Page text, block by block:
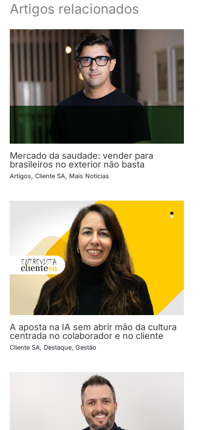
Artigos relacionados
Mercado da saudade: vender para
brasileiros no exterior não basta
Artigos, Cliente SA, Mais Notícias
A aposta na IA sem abrir mão da cultura
centrada no colaborador e no cliente
Cliente SA, Destaque, Gestão